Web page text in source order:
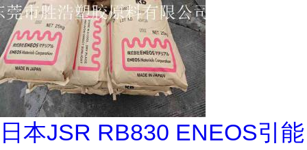
日本JSR RB830 ENEOS引能